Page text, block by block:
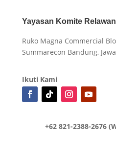
Yayasan Komite
Ruko Magna Commercial
Summarecon Bandung,
Ikuti Kami
+62 821-2388-2676